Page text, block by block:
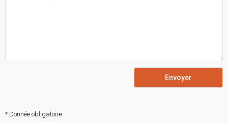
Envoyer
* Donnée obligatoire